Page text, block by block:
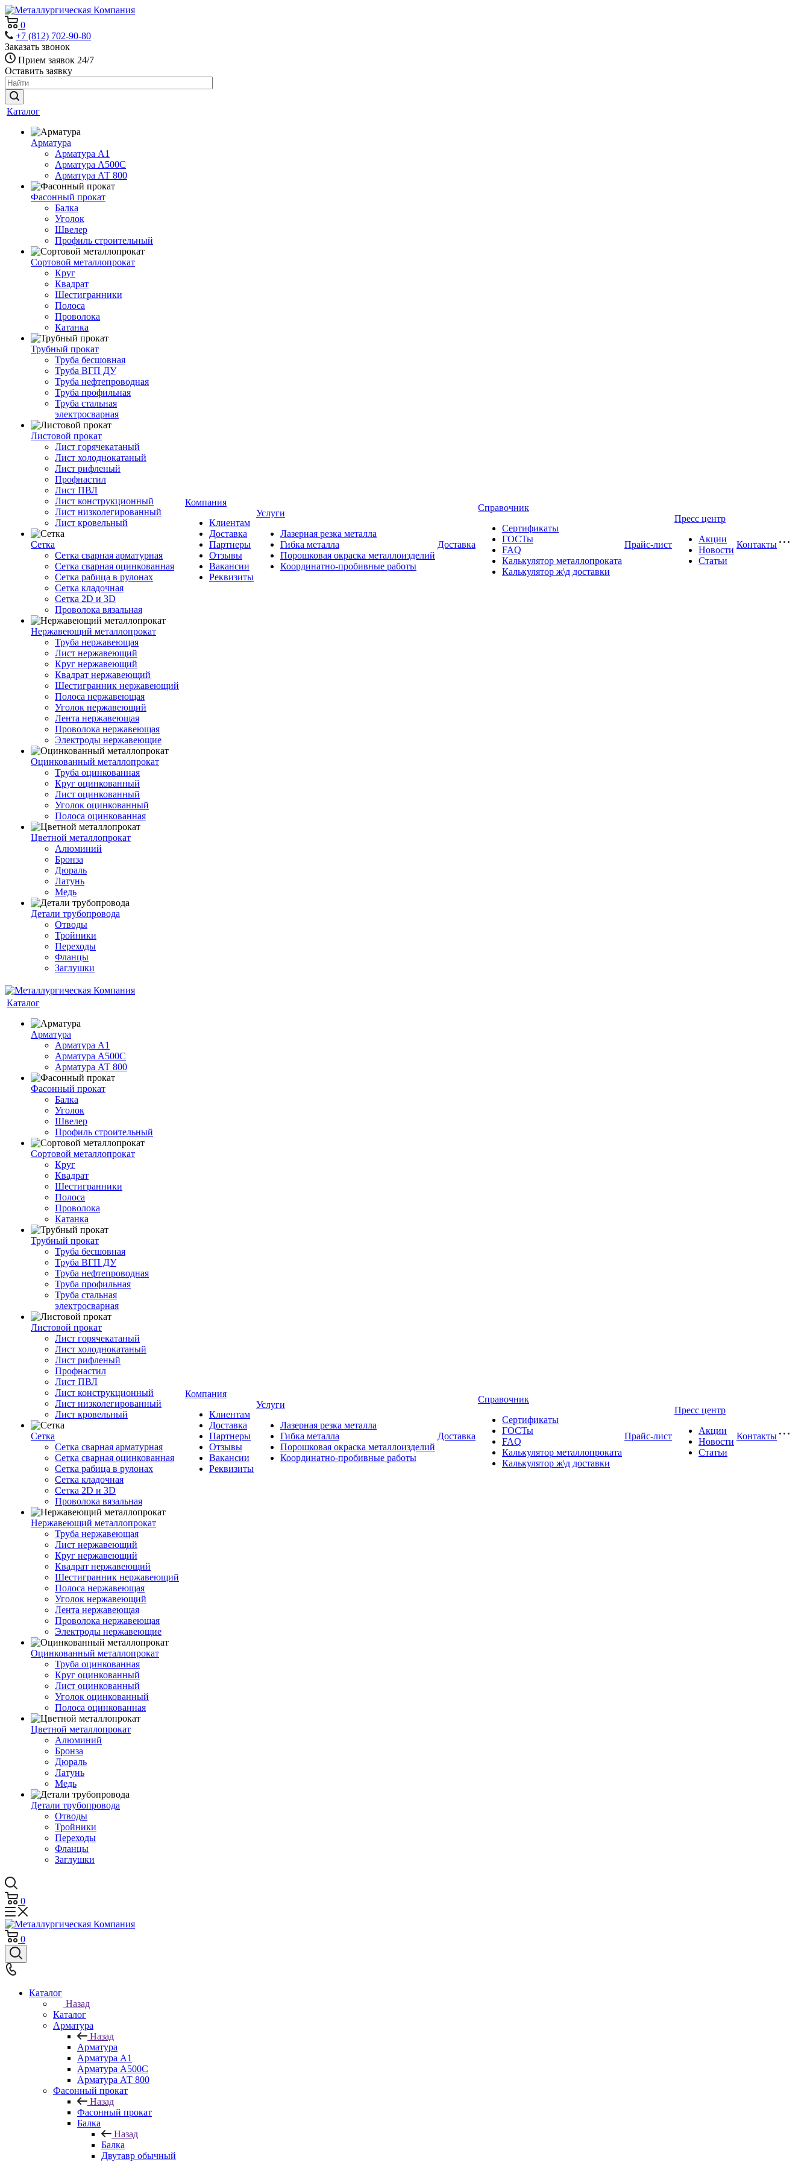
0
+7 (812) 702-90-80
Заказать звонок
Прием заявок 24/7
Оставить заявку
Каталог
Арматура
Арматура А1
Арматура А500С
Арматура АТ 800
Фасонный прокат
Балка
Уголок
Швелер
Профиль строительный
Сортовой металлопрокат
Круг
Квадрат
Шестигранники
Полоса
Проволока
Катанка
Трубный прокат
Труба бесшовная
Труба ВГП ДУ
Труба нефтепроводная
Труба профильная
Труба стальная
электросварная
Листовой прокат
Лист горячекатаный
Лист холоднокатаный
Лист рифленый
Профнастил
Лист ПВЛ
Лист конструкционный
Лист низколегированный
Лист кровельный
Сетка
Сетка сварная арматурная
Сетка сварная оцинкованная
Сетка рабица в рулонах
Сетка кладочная
Сетка 2D и 3D
Проволока вязальная
Нержавеющий металлопрокат
Труба нержавеющая
Лист нержавеющий
Круг нержавеющий
Квадрат нержавеющий
Шестигранник нержавеющий
Полоса нержавеющая
Уголок нержавеющий
Лента нержавеющая
Проволока нержавеющая
Электроды нержавеющие
Оцинкованный металлопрокат
Труба оцинкованная
Круг оцинкованный
Лист оцинкованный
Уголок оцинкованный
Полоса оцинкованная
Цветной металлопрокат
Алюминий
Бронза
Дюраль
Латунь
Медь
Детали трубопровода
Отводы
Тройники
Переходы
Фланцы
Заглушки
Компания
Клиентам
Доставка
Партнеры
Отзывы
Вакансии
Реквизиты
Услуги
Лазерная резка металла
Гибка металла
Порошковая окраска металлоизделий
Координатно-пробивные работы
Доставка
Справочник
Сертификаты
ГОСТы
FAQ
Калькулятор металлопроката
Калькулятор ж\д доставки
Прайс-лист
Пресс центр
Акции
Новости
Статьи
Контакты
Каталог
Арматура
Арматура А1
Арматура А500С
Арматура АТ 800
Фасонный прокат
Балка
Уголок
Швелер
Профиль строительный
Сортовой металлопрокат
Круг
Квадрат
Шестигранники
Полоса
Проволока
Катанка
Трубный прокат
Труба бесшовная
Труба ВГП ДУ
Труба нефтепроводная
Труба профильная
Труба стальная
электросварная
Листовой прокат
Лист горячекатаный
Лист холоднокатаный
Лист рифленый
Профнастил
Лист ПВЛ
Лист конструкционный
Лист низколегированный
Лист кровельный
Сетка
Сетка сварная арматурная
Сетка сварная оцинкованная
Сетка рабица в рулонах
Сетка кладочная
Сетка 2D и 3D
Проволока вязальная
Нержавеющий металлопрокат
Труба нержавеющая
Лист нержавеющий
Круг нержавеющий
Квадрат нержавеющий
Шестигранник нержавеющий
Полоса нержавеющая
Уголок нержавеющий
Лента нержавеющая
Проволока нержавеющая
Электроды нержавеющие
Оцинкованный металлопрокат
Труба оцинкованная
Круг оцинкованный
Лист оцинкованный
Уголок оцинкованный
Полоса оцинкованная
Цветной металлопрокат
Алюминий
Бронза
Дюраль
Латунь
Медь
Детали трубопровода
Отводы
Тройники
Переходы
Фланцы
Заглушки
Компания
Клиентам
Доставка
Партнеры
Отзывы
Вакансии
Реквизиты
Услуги
Лазерная резка металла
Гибка металла
Порошковая окраска металлоизделий
Координатно-пробивные работы
Доставка
Справочник
Сертификаты
ГОСТы
FAQ
Калькулятор металлопроката
Калькулятор ж\д доставки
Прайс-лист
Пресс центр
Акции
Новости
Статьи
Контакты
0
0
Каталог
Назад
Каталог
Арматура
Назад
Арматура
Арматура А1
Арматура А500С
Арматура АТ 800
Фасонный прокат
Назад
Фасонный прокат
Балка
Назад
Балка
Двутавр обычный